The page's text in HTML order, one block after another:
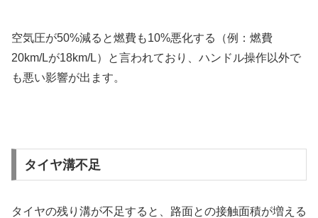
空気圧が50%減ると燃費も10%悪化する（例：燃費
20km/Lが18km/L）と言われており、ハンドル操作以外で
も悪い影響が出ます。
タイヤ溝不足
タイヤの残り溝が不足すると、路面との接触面積が増える